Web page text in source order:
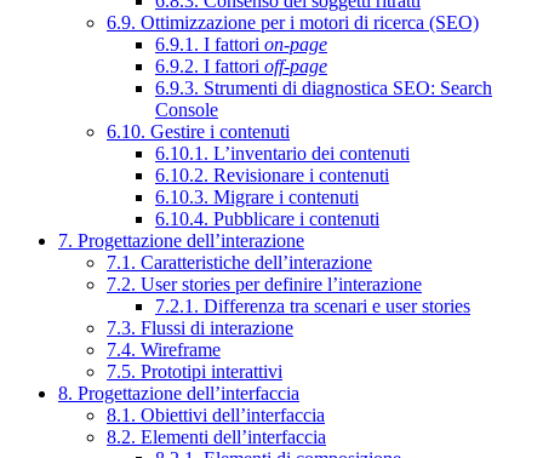
6.9. Ottimizzazione per i motori di ricerca (SEO)
6.9.1. I fattori on-page
6.9.2. I fattori off-page
6.9.3. Strumenti di diagnostica SEO: Search
Console
6.10. Gestire i contenuti
6.10.1. L’inventario dei contenuti
6.10.2. Revisionare i contenuti
6.10.3. Migrare i contenuti
6.10.4. Pubblicare i contenuti
7. Progettazione dell’interazione
7.1. Caratteristiche dell’interazione
7.2. User stories per definire l’interazione
7.2.1. Differenza tra scenari e user stories
7.3. Flussi di interazione
7.4. Wireframe
7.5. Prototipi interattivi
8. Progettazione dell’interfaccia
8.1. Obiettivi dell’interfaccia
8.2. Elementi dell’interfaccia